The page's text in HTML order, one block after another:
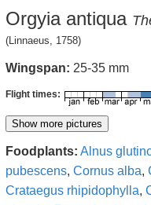
Orgyia antiqua
(Linnaeus, 1758)
Wingspan: 25-35 mm
Flight times:
Foodplants: Alnus
pubescens, Cornus alba,
Crataegus rhipidophylla,